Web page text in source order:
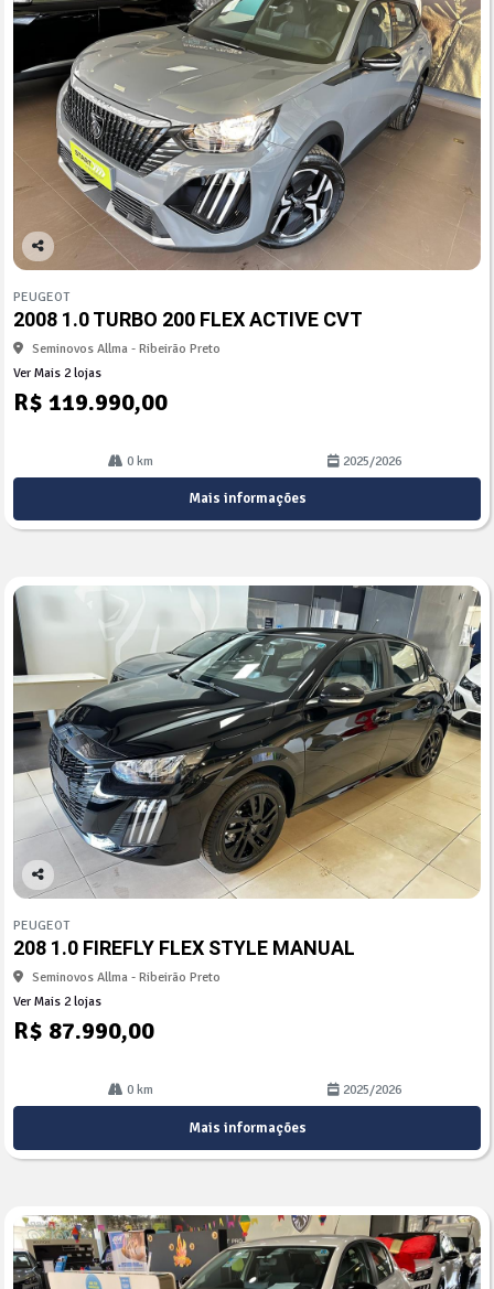
Co
arti
lhe
PEUGEOT
2008 1.0 TURBO 200 FLEX ACTIVE CVT
Seminovos Allma - Ribeirão Preto
Ver Mais 2 lojas
R$ 119.990,00
0 km 2025/2026
Mais informações
Co
arti
lhe
PEUGEOT
208 1.0 FIREFLY FLEX STYLE MANUAL
Seminovos Allma - Ribeirão Preto
Ver Mais 2 lojas
R$ 87.990,00
0 km 2025/2026
Mais informações